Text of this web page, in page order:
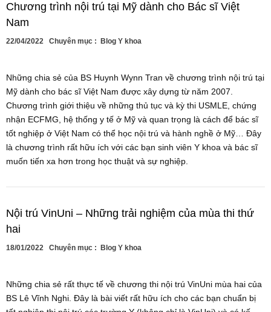
Chương trình nội trú tại Mỹ dành cho Bác sĩ Việt
Nam
22/04/2022 Chuyên mục : Blog Y khoa
Những chia sẻ của BS Huynh Wynn Tran về chương trình nội trú tại
Mỹ dành cho bác sĩ Việt Nam được xây dựng từ năm 2007.
Chương trình giới thiệu về những thủ tục và kỳ thi USMLE, chứng
nhận ECFMG, hệ thống y tế ở Mỹ và quan trọng là cách để bác sĩ
tốt nghiệp ở Việt Nam có thể học nội trú và hành nghề ở Mỹ… Đây
là chương trình rất hữu ích với các bạn sinh viên Y khoa và bác sĩ
muốn tiến xa hơn trong học thuật và sự nghiệp.
Nội trú VinUni – Những trải nghiệm của mùa thi thứ
hai
18/01/2022 Chuyên mục : Blog Y khoa
Những chia sẻ rất thực tế về chương thi nội trú VinUni mùa hai của
BS Lê Vĩnh Nghi. Đây là bài viết rất hữu ích cho các bạn chuẩn bị